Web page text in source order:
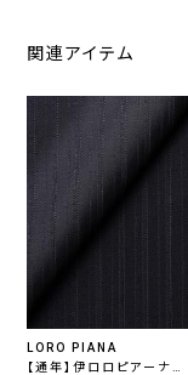
関連アイテム
LORO PIANA
【通年】伊ロロピアーナ